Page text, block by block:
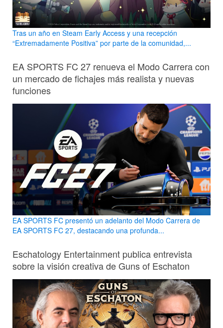
Tras un año en Steam Early Access y una recepción
“Extremadamente Positiva” por parte de la comunidad,...
EA SPORTS FC 27 renueva el Modo Carrera con
un mercado de fichajes más realista y nuevas
funciones
EA SPORTS FC presentó un adelanto del Modo Carrera de
EA SPORTS FC 27, destacando una profunda...
Eschatology Entertainment publica entrevista
sobre la visión creativa de Guns of Eschaton